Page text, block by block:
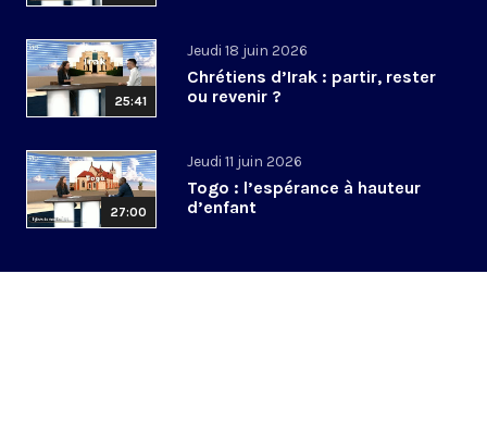
25:41
Jeudi 18 juin 2026
Chrétiens d’Irak : partir, rester
ou revenir ?
27:00
Jeudi 11 juin 2026
Togo : l’espérance à hauteur
d’enfant